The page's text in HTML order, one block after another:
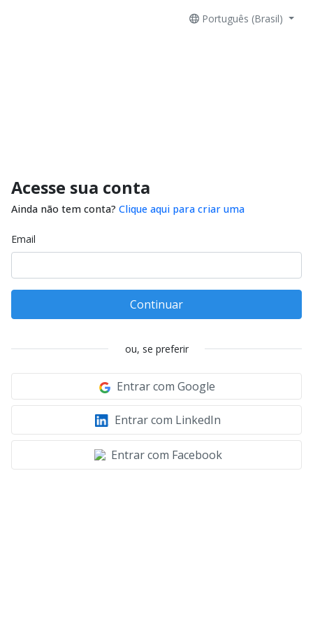
Português (Brasil)
Acesse sua conta
Ainda não tem conta? Clique aqui para criar uma
Email
Continuar
ou, se preferir
Entrar com Google
Entrar com LinkedIn
Entrar com Facebook